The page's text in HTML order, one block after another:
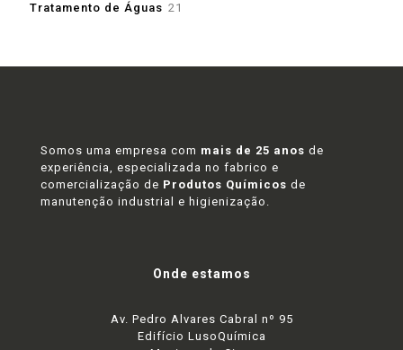
Tratamento de Águas 21
Somos uma empresa com mais de 25 anos de
experiência, especializada no fabrico e
comercialização de Produtos Químicos de
manutenção industrial e higienização.
Onde estamos
Av. Pedro Alvares Cabral nº 95
Edifício LusoQuímica